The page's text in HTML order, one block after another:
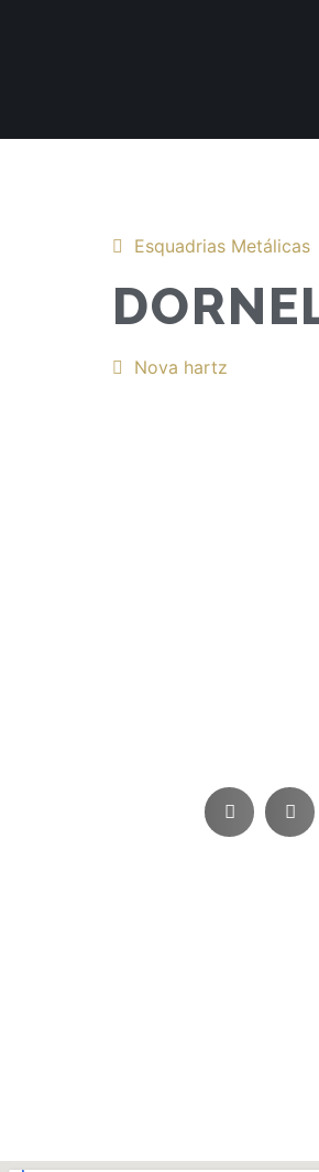
Esquadrias Metálicas
Nova hartz